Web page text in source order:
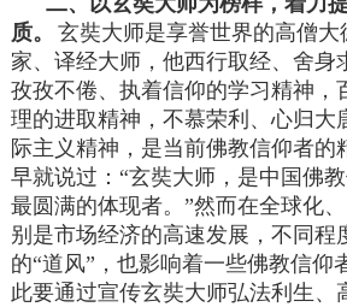
质。
玄奘大师是享誉世界的高僧
家、译经大师，他西行取经、舍身
孜孜不倦、执着信仰的学习精神，
理的进取精神，不慕荣利、心归大
际主义精神，是当前佛教信仰者的
早就说过：“玄奘大师，是中国佛
最圆满的体现者。”然而在全球化
别是市场经济的高速发展，不同程
的“道风”，也影响着一些佛教信仰
此要通过宣传玄奘大师弘法利生、